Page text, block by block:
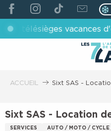
ALLER
AU
CONTENU
PRINCIPAL
télésièges vacances
ACCUEIL Sixt SAS -
Sixt SAS - Location
SERVICES
AUTO / MOTO / CYCLE